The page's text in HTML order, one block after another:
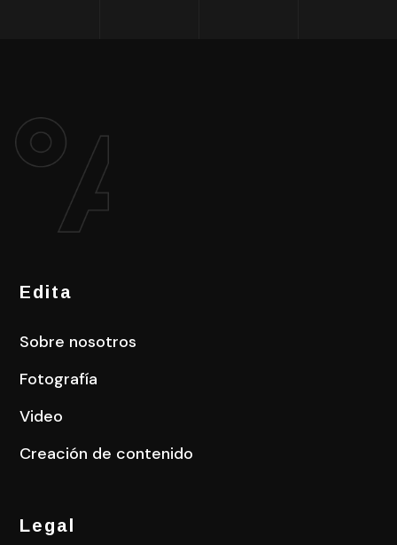
Edita
Sobre nosotros
Fotografía
Video
Creación de contenido
Legal